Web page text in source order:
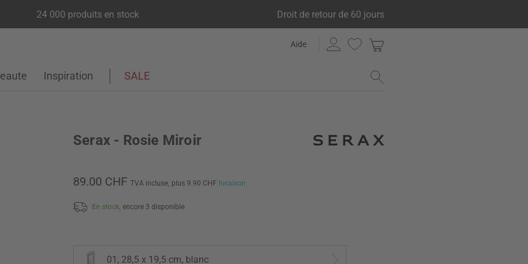
24 000 produits en stock Droit de retour de 60 jours
Aide
Inspiration SALE
Serax - Rosie Miroir
89.00 CHF TVA incluse, plus 9.90 CHF livraison
En stock, encore 3 disponible
01, 28,5 x 19,5 cm, blanc